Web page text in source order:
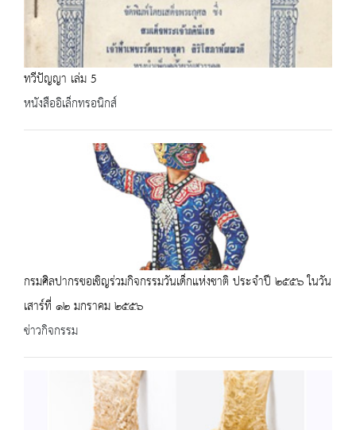
ทวีปัญญา เล่ม 5
หนังสืออิเล็กทรอนิกส์
กรมศิลปากรขอเชิญร่วมกิจกรรมวันเด็กแห่งชาติ ประจำปี ๒๕๕๖ ในวัน
เสาร์ที่ ๑๒ มกราคม ๒๕๕๖
ข่าวกิจกรรม